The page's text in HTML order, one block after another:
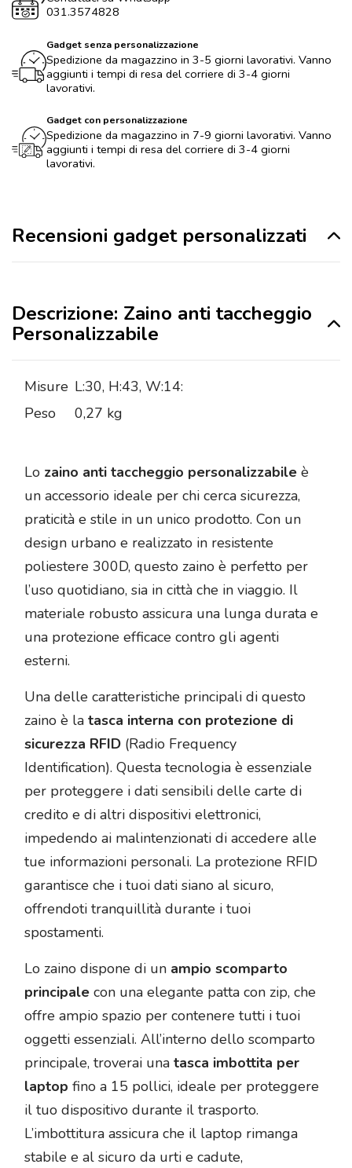
031.3574828
Gadget senza personalizzazione
Spedizione da magazzino in 3-5 giorni lavorativi. Vanno
aggiunti i tempi di resa del corriere di 3-4 giorni
lavorativi.
Gadget con personalizzazione
Spedizione da magazzino in 7-9 giorni lavorativi. Vanno
aggiunti i tempi di resa del corriere di 3-4 giorni
lavorativi.
Recensioni gadget personalizzati
Descrizione: Zaino anti taccheggio
Personalizzabile
Misure L:30, H:43, W:14:
Peso
0,27 kg
Lo zaino anti taccheggio personalizzabile è
un accessorio ideale per chi cerca sicurezza,
praticità e stile in un unico prodotto. Con un
design urbano e realizzato in resistente
poliestere 300D, questo zaino è perfetto per
l’uso quotidiano, sia in città che in viaggio. Il
materiale robusto assicura una lunga durata e
una protezione efficace contro gli agenti
esterni.
Una delle caratteristiche principali di questo
zaino è la tasca interna con protezione di
sicurezza RFID (Radio Frequency
Identification). Questa tecnologia è essenziale
per proteggere i dati sensibili delle carte di
credito e di altri dispositivi elettronici,
impedendo ai malintenzionati di accedere alle
tue informazioni personali. La protezione RFID
garantisce che i tuoi dati siano al sicuro,
offrendoti tranquillità durante i tuoi
spostamenti.
Lo zaino dispone di un ampio scomparto
principale con una elegante patta con zip, che
offre ampio spazio per contenere tutti i tuoi
oggetti essenziali. All’interno dello scomparto
principale, troverai una tasca imbottita per
laptop fino a 15 pollici, ideale per proteggere
il tuo dispositivo durante il trasporto.
L’imbottitura assicura che il laptop rimanga
stabile e al sicuro da urti e cadute,